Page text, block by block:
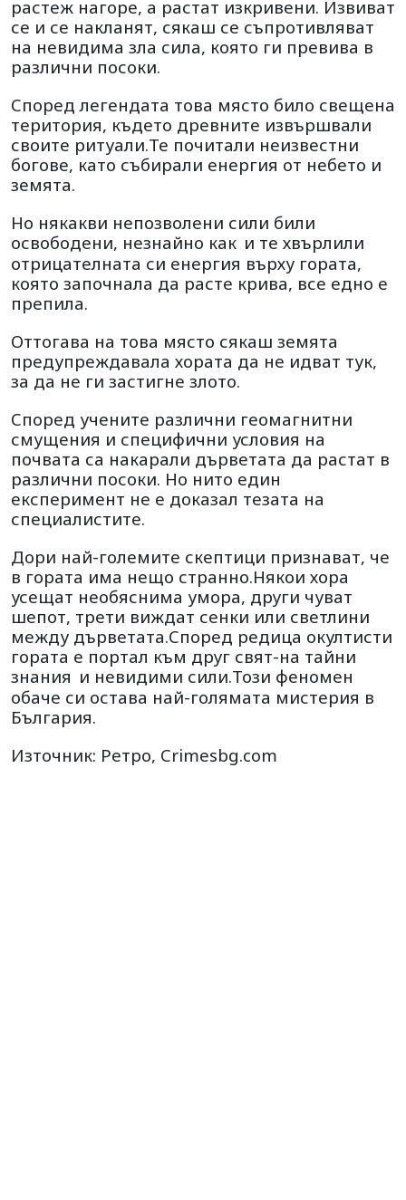
растеж нагоре, а растат изкривени. Извиват
се и се накланят, сякаш се съпротивляват
на невидима зла сила, която ги превива в
различни посоки.
Според легендата това място било свещена
територия, където древните извършвали
своите ритуали.Те почитали неизвестни
богове, като събирали енергия от небето и
земята.
Но някакви непозволени сили били
освободени, незнайно как и те хвърлили
отрицателната си енергия върху гората,
която започнала да расте крива, все едно е
препила.
Оттогава на това място сякаш земята
предупреждавала хората да не идват тук,
за да не ги застигне злото.
Според учените различни геомагнитни
смущения и специфични условия на
почвата са накарали дърветата да растат в
различни посоки. Но нито един
експеримент не е доказал тезата на
специалистите.
Дори най-големите скептици признават, че
в гората има нещо странно.Някои хора
усещат необяснима умора, други чуват
шепот, трети виждат сенки или светлини
между дърветата.Според редица окултисти
гората е портал към друг свят-на тайни
знания и невидими сили.Този феномен
обаче си остава най-голямата мистерия в
България.
Източник: Ретро, Crimesbg.com